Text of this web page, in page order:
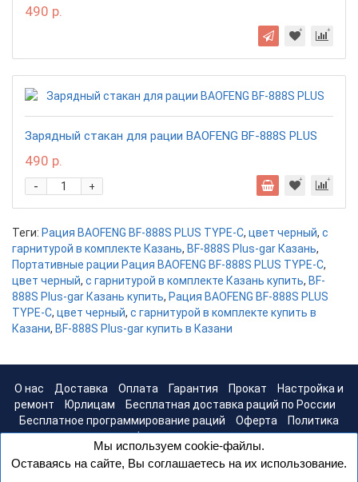
490 р.
Зарядный стакан для рации BAOFENG BF-888S PLUS
490 р.
+
-
Теги: Рация BAOFENG BF-888S PLUS TYPE-C, цвет черный, с
гарнитурой в комплекте Казань, BF-888S Plus-gar Казань,
Портативные рации Рация BAOFENG BF-888S PLUS TYPE-C,
цвет черный, с гарнитурой в комплекте Казань купить, BF-
888S Plus-gar Казань купить, Рация BAOFENG BF-888S PLUS
TYPE-C, цвет черный, с гарнитурой в комплекте купить в
Казани, BF-888S Plus-gar купить в Казани
О нас Доставка Оплата Гарантия Прокат
Настройка и
ремонт
Юрлицам
Бесплатная доставка раций по России
Бесплатное программирование раций
Оферта
Политика
конфиденциальности
Мы используем cookie-файлы.
Оставаясь на сайте, Вы соглашаетесь на их использование.